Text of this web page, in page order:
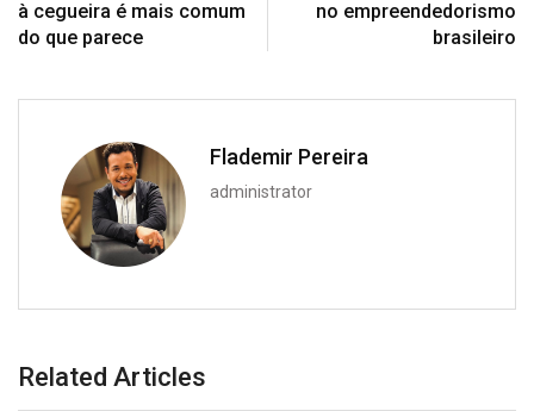
à cegueira é mais comum
do que parece
no empreendedorismo
brasileiro
Flademir Pereira
administrator
Related Articles